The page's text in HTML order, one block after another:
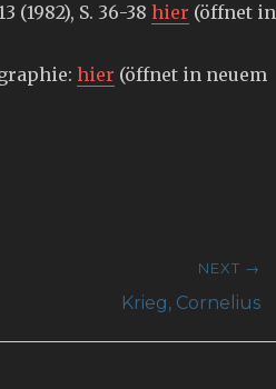
S. 36-38 hier (öffnet in
hier (öffnet in neuem
NEXT →
Krieg, Cornelius